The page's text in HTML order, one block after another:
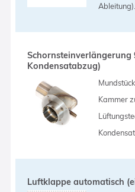
Ableitung).
Schornsteinverlängerung
Kondensatabzug)
Kammer
Luftklappe automatisch